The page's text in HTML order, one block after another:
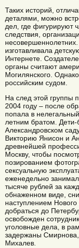
Таких историй,
деталями, можно
дел, где фигурируют
следствия,
несовершеннолетних.
изготавливала
Интернете.
органы считают
Могилянского.
российским судом.
На след этой группы
2004 году – после
попала в
летним братом. Дети-
Александровском
Викторию Янисон и
древнейшей
Москву, чтобы
позированием
сексуальную
еженедельно
тысяче рублей за
обнаженном виде,
наступлением
добраться до
освобожден
уголовные дела, в
задержаны
Михалев.